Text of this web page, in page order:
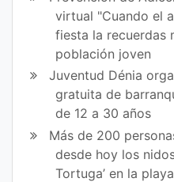
bo
ok
er
virtual "Cuando el
fiesta la recuerdas
población joven
Juventud Dénia
gratuita de
de 12 a 30 años
Más de 200
desde hoy los
Tortuga’ en la